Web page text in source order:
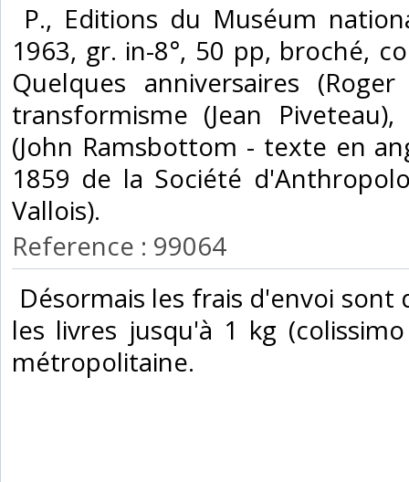
P., Editions du Muséum
1963, gr. in-8°, 50 pp, broché,
Quelques anniversaires
transformisme (Jean
(John Ramsbottom - texte en
1859 de la Société
Vallois).‎
Reference : 99064
Désormais les frais d'envoi
les livres jusqu'à 1 kg
métropolitaine.‎